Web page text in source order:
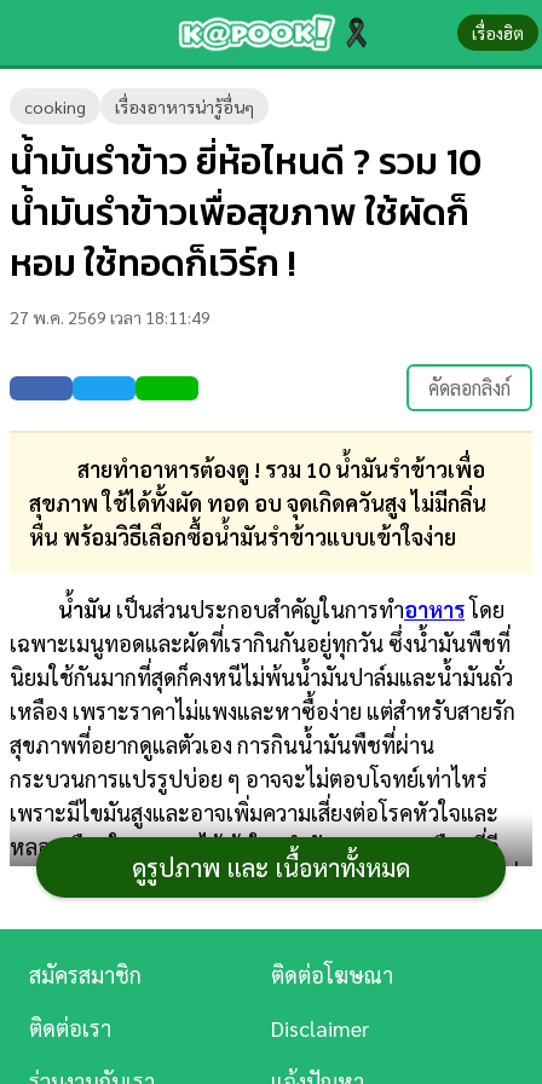
เรื่องฮิต
cooking เรื่องอาหารน่ารู้อื่นๆ
น้ำมันรำข้าว ยี่ห้อไหนดี ? รวม 10
น้ำมันรำข้าวเพื่อสุขภาพ ใช้ผัดก็
หอม ใช้ทอดก็เวิร์ก !
27 พ.ค. 2569 เวลา 18:11:49
คัดลอกลิงก์
สายทำอาหารต้องดู ! รวม 10 น้ำมันรำข้าวเพื่อ
สุขภาพ ใช้ได้ทั้งผัด ทอด อบ จุดเกิดควันสูง ไม่มีกลิ่น
หืน พร้อมวิธีเลือกซื้อน้ำมันรำข้าวแบบเข้าใจง่าย
น้ำมัน เป็นส่วนประกอบสำคัญในการทำอาหารโดย
เฉพาะเมนูทอดและผัดที่เรากินกันอยู่ทุกวัน ซึ่งน้ำมันพืชที่
นิยมใช้กันมากที่สุดก็คงหนีไม่พ้นน้ำมันปาล์มและน้ำมันถั่ว
เหลือง เพราะราคาไม่แพงและหาซื้อง่าย แต่สำหรับสายรัก
สุขภาพที่อยากดูแลตัวเอง การกินน้ำมันพืชที่ผ่าน
กระบวนการแปรรูปบ่อย ๆ อาจจะไม่ตอบโจทย์เท่าไหร่
เพราะมีไขมันสูงและอาจเพิ่มความเสี่ยงต่อโรคหัวใจและ
หลอดเลือดในอนาคตได้ ถ้าใครกำลังมองหาทางเลือกที่ดี
กว่า วันนี้เราขอแนะนำน้ำมันรำข้าว น้ำมันทางเลือกใหม่ที่
ต้านอนุมูลอิสระที่ช่วยบำรุงร่างกายได้อย่างดีเยี่ยม
น้ำมันรำข้าว มีประโยชน์อย่างไร ทำไมคนรัก
สุขภาพถึงเลือก ?
ดูรูปภาพ และ เนื้อหาทั้งหมด
ข่าว-
ความ
รู้
บันเทิง
ตรวจ
หวย
บอล
สด
การ
เงิน
การ
ศึกษา
บันเทิง
ดู
หนัง
สมัครสมาชิก
ติดต่อโฆษณา
ติดต่อเรา
Disclaimer